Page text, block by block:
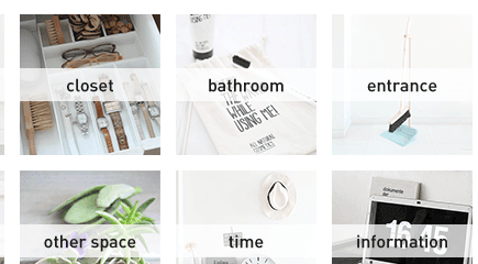
リビング＆ダイニング クローゼット
スモールオフィス